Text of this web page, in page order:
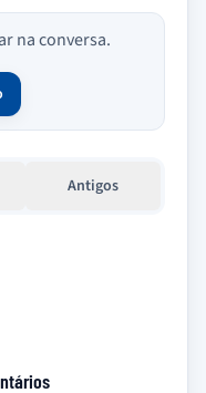
na conversa.
Antigos